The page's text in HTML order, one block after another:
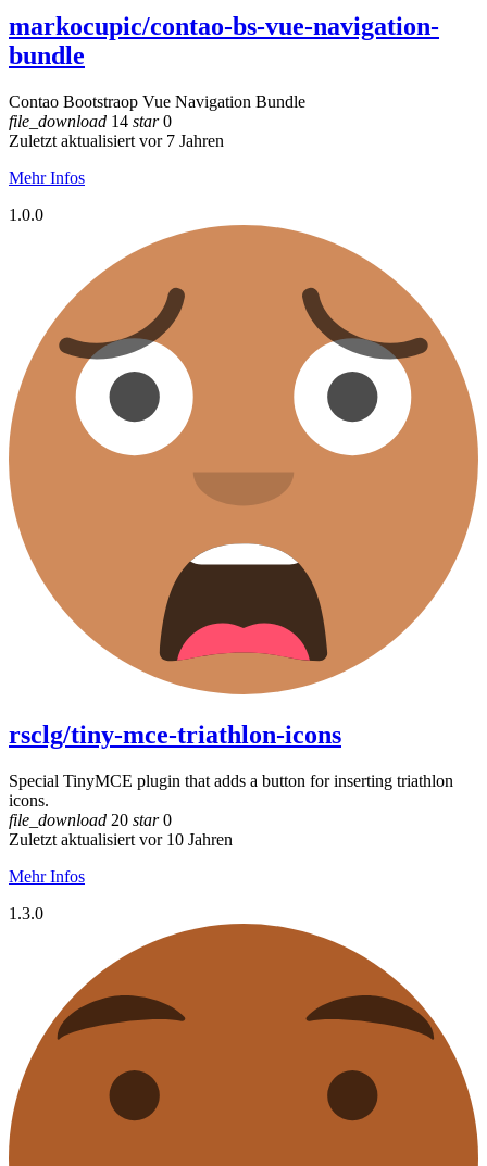
markocupic/contao-bs-vue-navigation-
bundle
Contao Bootstraop Vue Navigation Bundle
file_download 14 star0
Zuletzt aktualisiert vor 7 Jahren
Mehr Infos
1.0.0
rsclg/tiny-mce-triathlon-icons
Special TinyMCE plugin that adds a button for inserting triathlon
icons.
file_download 20 star0
Zuletzt aktualisiert vor 10 Jahren
Mehr Infos
1.3.0